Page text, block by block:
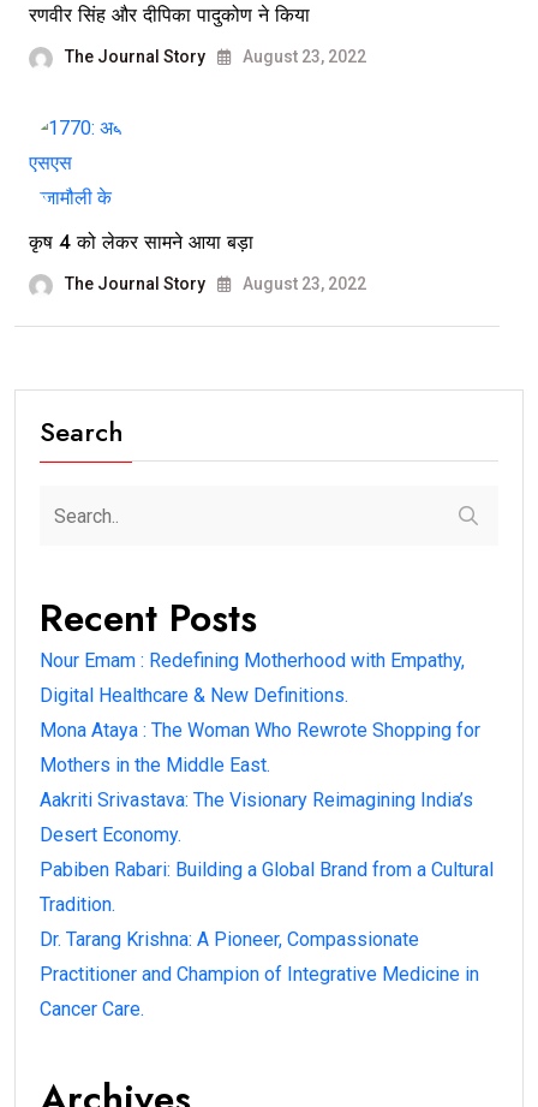
रणवीर सिंह और दीपिका पादुकोण ने किया
The Journal Story August 23, 2022
कृष 4 को लेकर सामने आया बड़ा
The Journal Story August 23, 2022
Search
Recent Posts
Nour Emam : Redefining Motherhood with Empathy,
Digital Healthcare & New Definitions.
Mona Ataya : The Woman Who Rewrote Shopping for
Mothers in the Middle East.
Aakriti Srivastava: The Visionary Reimagining India’s
Desert Economy.
Pabiben Rabari: Building a Global Brand from a Cultural
Tradition.
Dr. Tarang Krishna: A Pioneer, Compassionate
Practitioner and Champion of Integrative Medicine in
Cancer Care.